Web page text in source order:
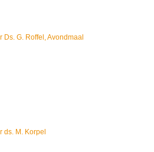
Ds. G. Roffel, Avondmaal
ds. M. Korpel